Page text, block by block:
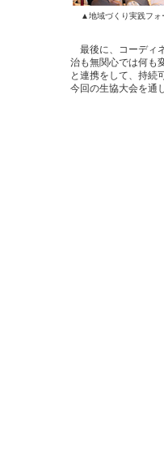
▲地域づくり実践フォ
最後に、コーディ
治も無関心では何も
と連携をして、持続
今回の生協大会を通